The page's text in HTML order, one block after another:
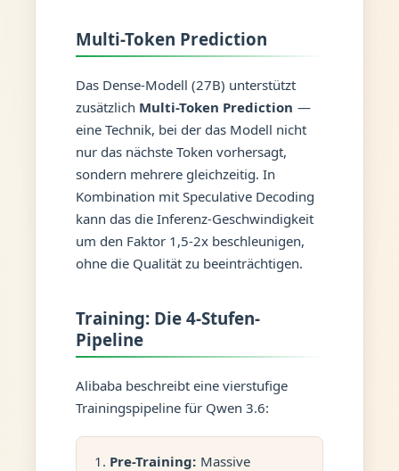
Multi-Token Prediction
Das Dense-Modell (27B) unterstützt
zusätzlich Multi-Token Prediction —
eine Technik, bei der das Modell nicht
nur das nächste Token vorhersagt,
sondern mehrere gleichzeitig. In
Kombination mit Speculative Decoding
kann das die Inferenz-Geschwindigkeit
um den Faktor 1,5-2x beschleunigen,
ohne die Qualität zu beeinträchtigen.
Training: Die 4-Stufen-
Pipeline
Alibaba beschreibt eine vierstufige
Trainingspipeline für Qwen 3.6:
Pre-Training: Massive